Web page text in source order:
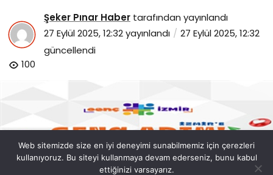
Şeker Pınar Haber tarafından yayınlandı
27 Eylül 2025, 12:32yayınlandı
27 Eylül 2025, 12:32
güncellendi
100
Web sitemizde size en iyi deneyimi sunabilmemiz için çerezleri
kullanıyoruz. Bu siteyi kullanmaya devam ederseniz, bunu kabul
ettiğinizi varsayarız.